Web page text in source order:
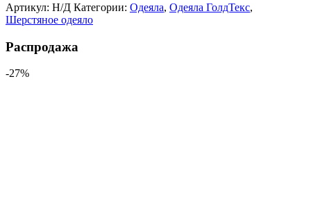
Артикул: Н/Д Категории: Одеяла, Одеяла ГолдТекс,
Шерстяное одеяло
Распродажа
-27%